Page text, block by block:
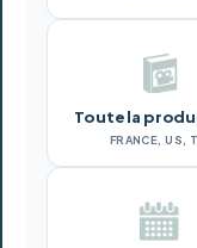
Toute la
FRANCE, US,